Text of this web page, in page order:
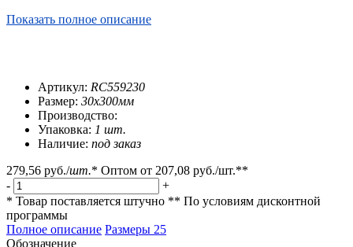
Показать полное описание
Артикул: RC559230
Размер: 30х300мм
Производство:
Упаковка: 1 шт.
Наличие: под заказ
279,56 руб./шт.* Оптом от 207,08 руб./шт.**
-
+
* Товар поставляется штучно ** По условиям дисконтной
программы
Полное описание Размеры 25
Обозначение